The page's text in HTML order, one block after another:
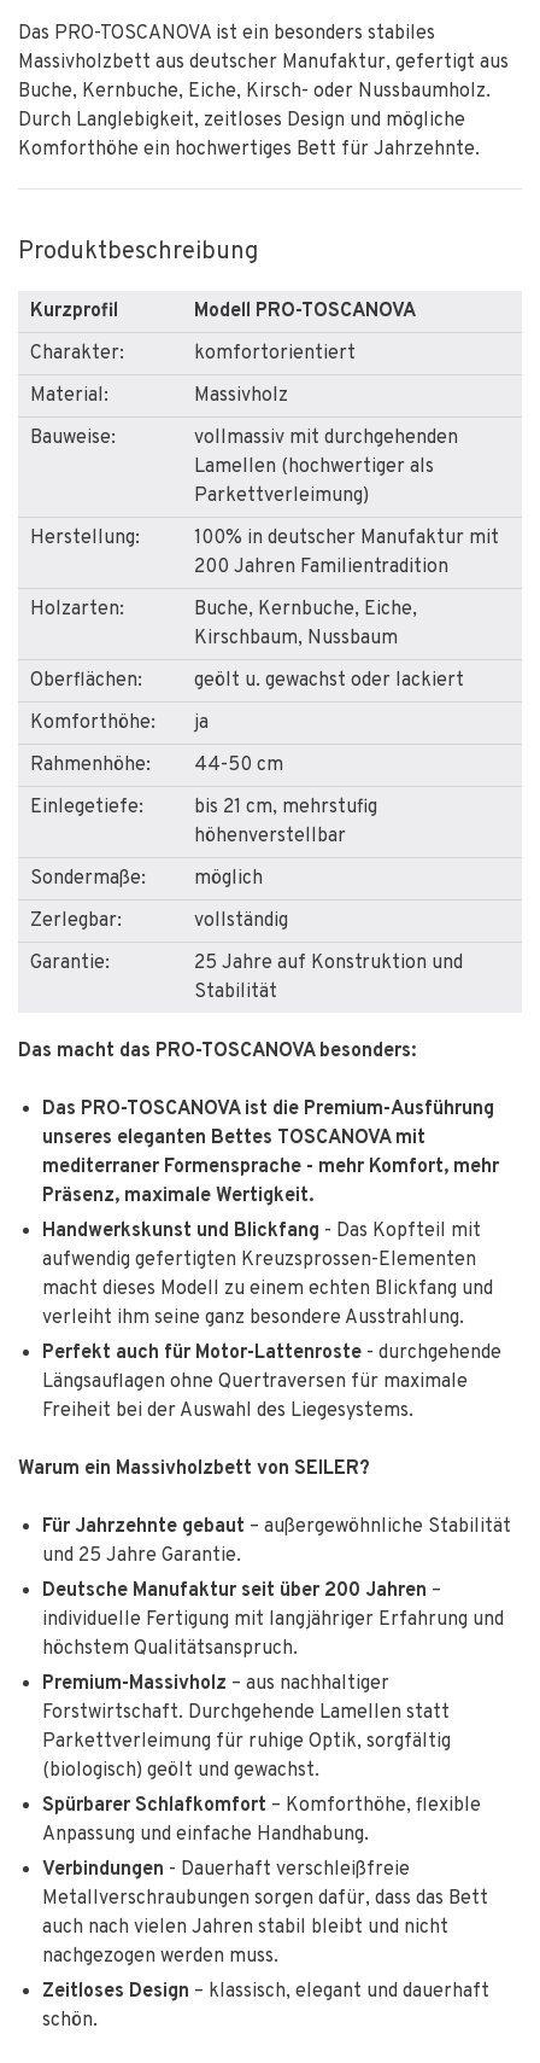
Das PRO-TOSCANOVA ist ein besonders stabiles
Massivholzbett aus deutscher Manufaktur, gefertigt aus
Buche, Kernbuche, Eiche, Kirsch- oder Nussbaumholz.
Durch Langlebigkeit, zeitloses Design und mögliche
Komforthöhe ein hochwertiges Bett für Jahrzehnte.
Produktbeschreibung
Kurzprofil
Modell PRO-TOSCANOVA
Charakter:
komfortorientiert
Material:
Massivholz
Bauweise:
vollmassiv mit durchgehenden
Lamellen (hochwertiger als
Parkettverleimung)
Herstellung:
100% in deutscher Manufaktur mit
200 Jahren Familientradition
Holzarten:
Buche, Kernbuche, Eiche,
Kirschbaum, Nussbaum
Oberflächen:
geölt u. gewachst oder lackiert
Komforthöhe:
ja
Rahmenhöhe:
44-50 cm
Einlegetiefe:
bis 21 cm, mehrstufig
höhenverstellbar
Sondermaße:
möglich
Zerlegbar:
vollständig
Garantie:
25 Jahre auf Konstruktion und
Stabilität
Das macht das PRO-TOSCANOVA besonders:
Das PRO-TOSCANOVA ist die Premium-Ausführung
unseres eleganten Bettes TOSCANOVA mit
mediterraner Formensprache - mehr Komfort, mehr
Präsenz, maximale Wertigkeit.
Handwerkskunst und Blickfang - Das Kopfteil mit
aufwendig gefertigten Kreuzsprossen-Elementen
macht dieses Modell zu einem echten Blickfang und
verleiht ihm seine ganz besondere Ausstrahlung.
Perfekt auch für Motor-Lattenroste - durchgehende
Längsauflagen ohne Quertraversen für maximale
Freiheit bei der Auswahl des Liegesystems.
Warum ein Massivholzbett von SEILER?
Für Jahrzehnte gebaut – außergewöhnliche Stabilität
und 25 Jahre Garantie.
Deutsche Manufaktur seit über 200 Jahren –
individuelle Fertigung mit langjähriger Erfahrung und
höchstem Qualitätsanspruch.
Premium-Massivholz – aus nachhaltiger
Forstwirtschaft. Durchgehende Lamellen statt
Parkettverleimung für ruhige Optik, sorgfältig
(biologisch) geölt und gewachst.
Spürbarer Schlafkomfort – Komforthöhe, flexible
Anpassung und einfache Handhabung.
Verbindungen - Dauerhaft verschleißfreie
Metallverschraubungen sorgen dafür, dass das Bett
auch nach vielen Jahren stabil bleibt und nicht
nachgezogen werden muss.
Zeitloses Design – klassisch, elegant und dauerhaft
schön.